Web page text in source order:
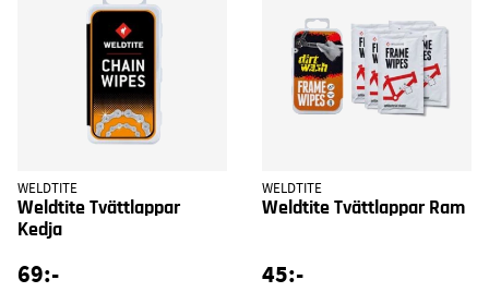
WELDTITE
Weldtite Tvättlappar
Kedja
69:-
WELDTITE
Weldtite Tvättlappar Ram
45:-